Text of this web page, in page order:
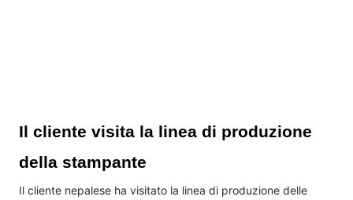
Il cliente visita la linea di produzione
della stampante
Il cliente nepalese ha visitato la linea di produzione delle